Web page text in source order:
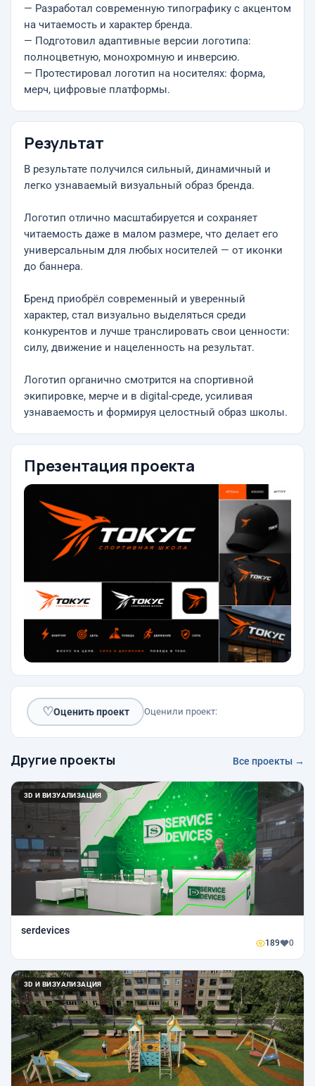
— Разработал современную типографику с акцентом
на читаемость и характер бренда.
— Подготовил адаптивные версии логотипа:
полноцветную, монохромную и инверсию.
— Протестировал логотип на носителях: форма,
мерч, цифровые платформы.
Результат
В результате получился сильный, динамичный и
легко узнаваемый визуальный образ бренда.
Логотип отлично масштабируется и сохраняет
читаемость даже в малом размере, что делает его
универсальным для любых носителей — от иконки
до баннера.
Бренд приобрёл современный и уверенный
характер, стал визуально выделяться среди
конкурентов и лучше транслировать свои ценности:
силу, движение и нацеленность на результат.
Логотип органично смотрится на спортивной
экипировке, мерче и в digital-среде, усиливая
узнаваемость и формируя целостный образ школы.
Презентация проекта
♡Оценить проект Оценили проект:
Другие проекты Все проекты →
3D И ВИЗУАЛИЗАЦИЯ
serdevices
189 0
3D И ВИЗУАЛИЗАЦИЯ